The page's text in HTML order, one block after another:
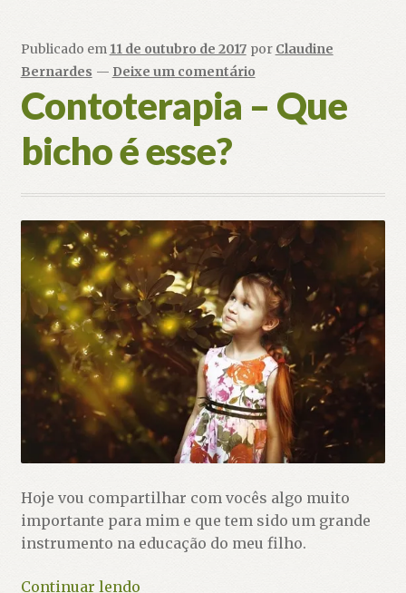
da
repercussão
obra
Publicado em 11 de outubro de 2017 por Claudine
Bernardes — Deixe um comentário
Contoterapia – Que
bicho é esse?
Hoje vou compartilhar com vocês algo muito
importante para mim e que tem sido um grande
instrumento na educação do meu filho.
Continuar lendoContoterapia